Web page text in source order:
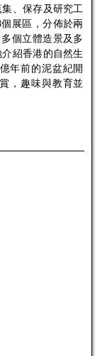
、保存及研究工
展區，分佈於兩
個立體造景及多
紹香港的自然生
年前的泥盆紀開
，趣味與教育並